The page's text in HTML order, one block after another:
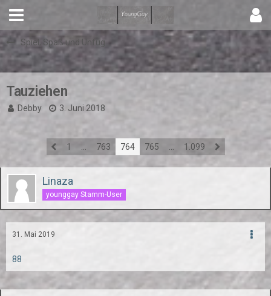
Spiel, Spaß und Unfug
Tauziehen
Debby 3. Juni 2018
1 763 764 765 1.099
Linaza
younggay Stamm-User
31. Mai 2019
88